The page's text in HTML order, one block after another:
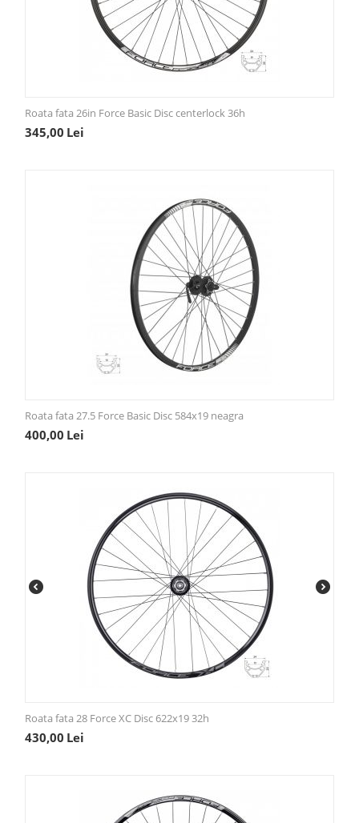
Roata fata 26in Force Basic Disc centerlock 36h
345,00 Lei
Roata fata 27.5 Force Basic Disc 584x19 neagra
400,00 Lei
Roata fata 28 Force XC Disc 622x19 32h
430,00 Lei